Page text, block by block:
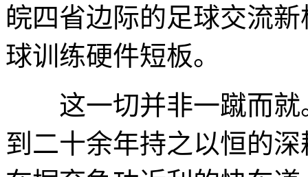
皖四省边际的足球交流
球训练硬件短板。
这一切并非一蹴而就
到二十余年持之以恒的